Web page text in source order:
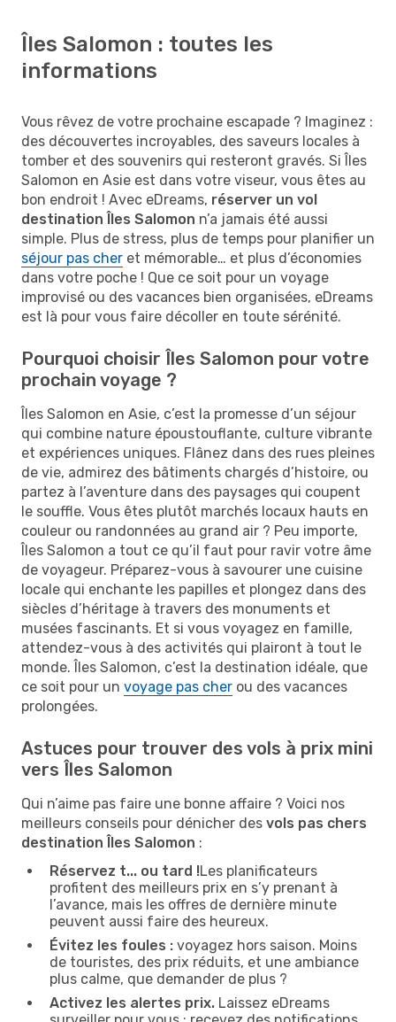
Îles Salomon : toutes les
informations
Vous rêvez de votre prochaine escapade ? Imaginez :
des découvertes incroyables, des saveurs locales à
tomber et des souvenirs qui resteront gravés. Si Îles
Salomon en Asie est dans votre viseur, vous êtes au
bon endroit ! Avec eDreams, réserver un vol
destination Îles Salomon n’a jamais été aussi
simple. Plus de stress, plus de temps pour planifier un
séjour pas cher et mémorable… et plus d’économies
dans votre poche ! Que ce soit pour un voyage
improvisé ou des vacances bien organisées, eDreams
est là pour vous faire décoller en toute sérénité.
Pourquoi choisir Îles Salomon pour votre
prochain voyage ?
Îles Salomon en Asie, c’est la promesse d’un séjour
qui combine nature époustouflante, culture vibrante
et expériences uniques. Flânez dans des rues pleines
de vie, admirez des bâtiments chargés d’histoire, ou
partez à l’aventure dans des paysages qui coupent
le souffle. Vous êtes plutôt marchés locaux hauts en
couleur ou randonnées au grand air ? Peu importe,
Îles Salomon a tout ce qu’il faut pour ravir votre âme
de voyageur. Préparez-vous à savourer une cuisine
locale qui enchante les papilles et plongez dans des
siècles d’héritage à travers des monuments et
musées fascinants. Et si vous voyagez en famille,
attendez-vous à des activités qui plairont à tout le
monde. Îles Salomon, c’est la destination idéale, que
ce soit pour un voyage pas cher ou des vacances
prolongées.
Astuces pour trouver des vols à prix mini
vers Îles Salomon
Qui n’aime pas faire une bonne affaire ? Voici nos
meilleurs conseils pour dénicher des vols pas chers
destination Îles Salomon :
Réservez t... ou tard !Les planificateurs
profitent des meilleurs prix en s’y prenant à
l’avance, mais les offres de dernière minute
peuvent aussi faire des heureux.
Évitez les foules : voyagez hors saison. Moins
de touristes, des prix réduits, et une ambiance
plus calme, que demander de plus ?
Activez les alertes prix. Laissez eDreams